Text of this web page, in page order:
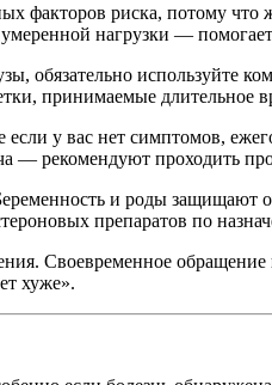
риска, потому что
нагрузки —
обязательно используйте
принимаемые
у вас нет симптомов,
рекомендуют проходить
и роды защищают
препаратов по
Своевременное
хуже».